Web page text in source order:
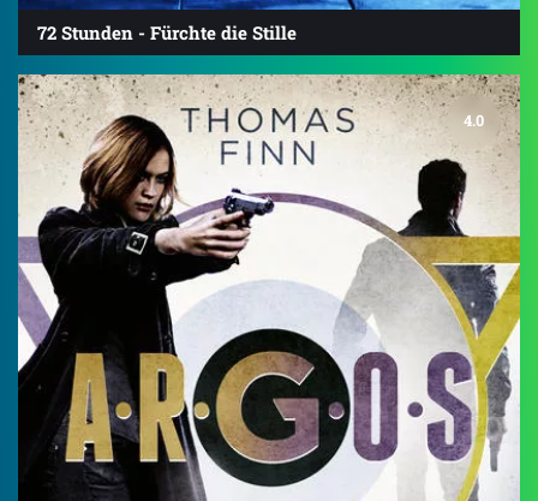
72 Stunden - Fürchte die Stille
4.0